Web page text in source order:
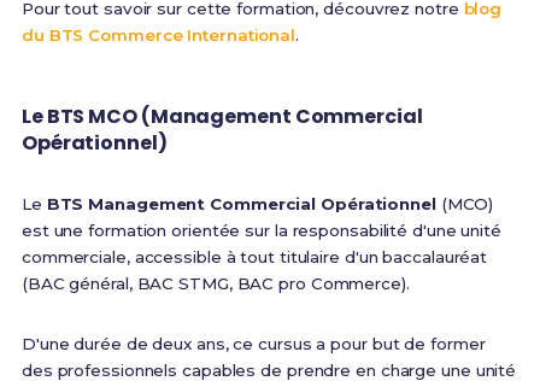
Pour tout savoir sur cette formation, découvrez notre blog
du BTS Commerce International.
Le BTS MCO (Management Commercial
Opérationnel)
Le BTS Management Commercial Opérationnel(MCO)
est une formation orientée sur la responsabilité d'une unité
commerciale, accessible à tout titulaire d'un baccalauréat
(BAC général, BAC STMG, BAC pro Commerce).
D'une durée de deux ans, ce cursus a pour but de former
des professionnels capables de prendre en charge une unité